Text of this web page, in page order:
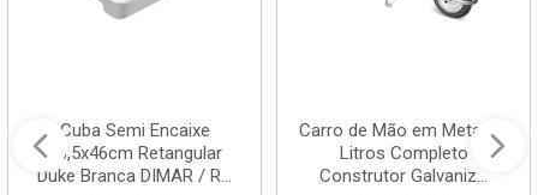
Cuba Semi Encaixe
58,5x46cm Retangular
Duke Branca DIMAR / R...
Carro de Mão em Metal 60
Litros Completo
Construtor Galvaniz...